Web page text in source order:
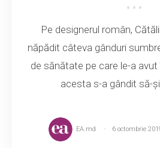
Pe designerul român,
năpădit câteva gânduri
de sănătate pe care le-a
acesta s-a gândit să-
EA.md 6 octombrie